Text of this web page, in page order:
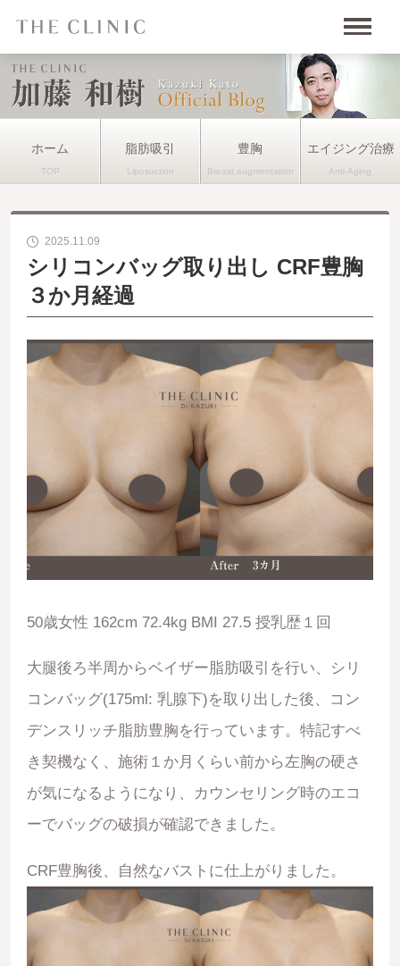
ホーム 脂肪吸引 豊胸 エイジング治療
2025.11.09
シリコンバッグ取り出し CRF豊胸
３か月経過
50歳女性 162cm 72.4kg BMI 27.5 授乳歴１回
大腿後ろ半周からベイザー脂肪吸引を行い、シリ
コンバッグ(175ml: 乳腺下)を取り出した後、コン
デンスリッチ脂肪豊胸を行っています。特記すべ
き契機なく、施術１か月くらい前から左胸の硬さ
が気になるようになり、カウンセリング時のエコ
ーでバッグの破損が確認できました。
CRF豊胸後、自然なバストに仕上がりました。